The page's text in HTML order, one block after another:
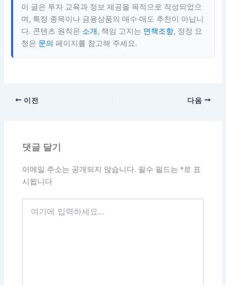
이 글은 투자 교육과 정보 제공을 목적으로 작성되었으
며, 특정 종목이나 금융상품의 매수·매도 추천이 아닙니
다. 콘텐츠 원칙은 소개, 책임 고지는 면책조항, 정정 요
청은 문의 페이지를 참고해 주세요.
이전 다음
댓글 달기
이메일 주소는 공개되지 않습니다. 필수 필드는 *로 표
시됩니다